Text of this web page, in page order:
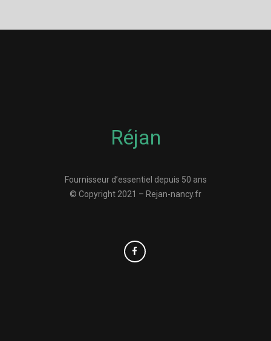
Réjan
Fournisseur d’essentiel depuis 50 ans
© Copyright 2021 – Rejan-nancy.fr